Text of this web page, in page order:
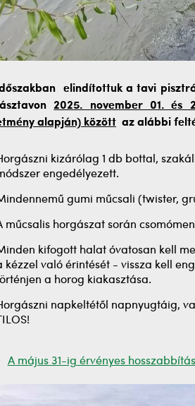
elindítottuk a tavi
2025. november 01. és
alapján) között az alábbi
kizárólag 1 db bottal,
engedélyezett.
gumi műcsali (twister,
műcsalis horgászat során
kifogott halat óvatosan kell
kézzel való érintését - vissza kell
a horog kiakasztása.
napkeltétől napnyugtáig,
TILOS!
A május 31-ig érvényes